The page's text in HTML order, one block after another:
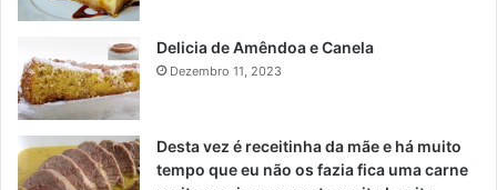
Delicia de Amêndoa e Canela
Dezembro 11, 2023
Desta vez é receitinha da mãe e há muito
tempo que eu não os fazia fica uma carne